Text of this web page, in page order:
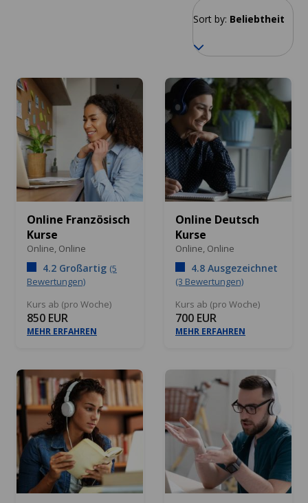
Sort by: Beliebtheit
Online Französisch
Kurse
Online, Online
4.2 Großartig (5
Bewertungen)
Kurs ab (pro Woche)
850 EUR
MEHR ERFAHREN
Online Deutsch
Kurse
Online, Online
4.8 Ausgezeichnet
(3 Bewertungen)
Kurs ab (pro Woche)
700 EUR
MEHR ERFAHREN